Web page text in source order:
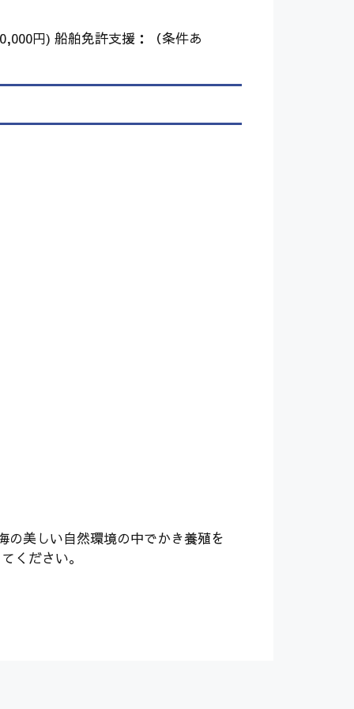
円) 船舶免許支援：（条件あ
美しい自然環境の中でかき養殖を
ください。